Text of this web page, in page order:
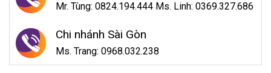
Mr. Tùng: 0824.194.444 Ms. Linh: 0369.327.686
Chi nhánh Sài Gòn
Ms. Trang: 0968.032.238